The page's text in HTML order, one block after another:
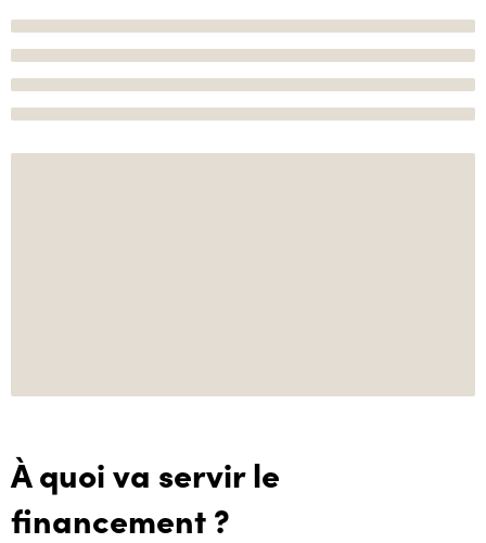
À quoi va servir le
financement ?